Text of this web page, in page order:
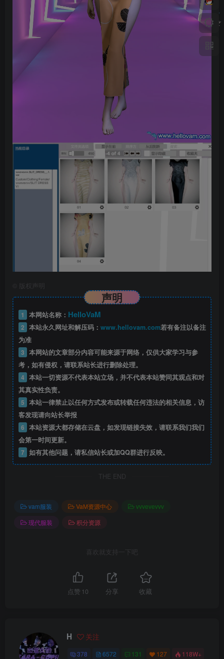
版权声明
声明
1 本网站名称： HelloVaM
2 本站永久网址和解压码： www.hellovam.com若有备注以备注
为准
3 本网站的文章部分内容可能来源于网络，仅供大家学习与参
考，如有侵权，请联系站长进行删除处理。
4 本站一切资源不代表本站立场，并不代表本站赞同其观点和对
其真实性负责。
5 本站一律禁止以任何方式发布或转载任何违法的相关信息，访
客发现请向站长举报
6 本站资源大都存储在云盘，如发现链接失效，请联系我们我们
会第一时间更新。
7 如有其他问题，请私信站长或加QQ群进行反映。
THE END
vam服装 VaM资源中心
vvvevevvv
现代服装
积分资源
喜欢就支持一下吧
点赞 10 分享 收藏
H 关注
378 6572 131 127 118W+